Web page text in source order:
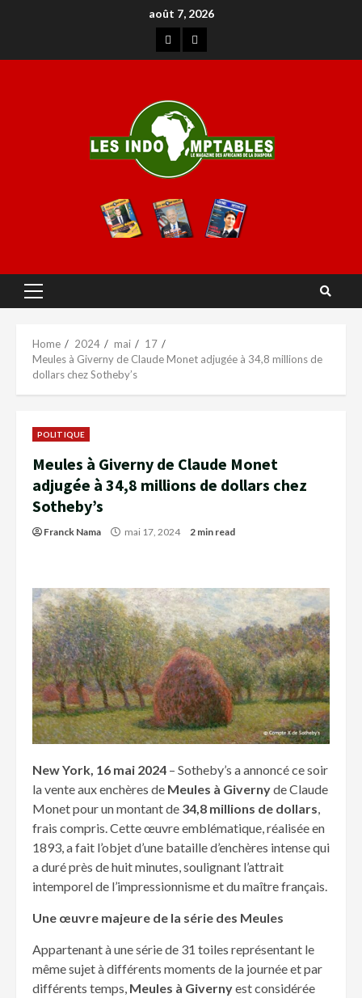
août 7, 2026
Home 2024 mai
17
Meules à Giverny de Claude Monet adjugée à 34,8 millions de
dollars chez Sotheby’s
POLITIQUE
Meules à Giverny de Claude Monet
adjugée à 34,8 millions de dollars chez
Sotheby’s
Franck Nama mai 17, 2024 2 min read
New York, 16 mai 2024 – Sotheby’s a annoncé ce soir
la vente aux enchères de Meules à Givernyde Claude
Monet pour un montant de 34,8 millions de dollars,
frais compris. Cette œuvre emblématique, réalisée en
1893, a fait l’objet d’une bataille d’enchères intense qui
a duré près de huit minutes, soulignant l’attrait
intemporel de l’impressionnisme et du maître français.
Une œuvre majeure de la série des Meules
Appartenant à une série de 31 toiles représentant le
même sujet à différents moments de la journée et par
différents temps, Meules à Givernyest considérée